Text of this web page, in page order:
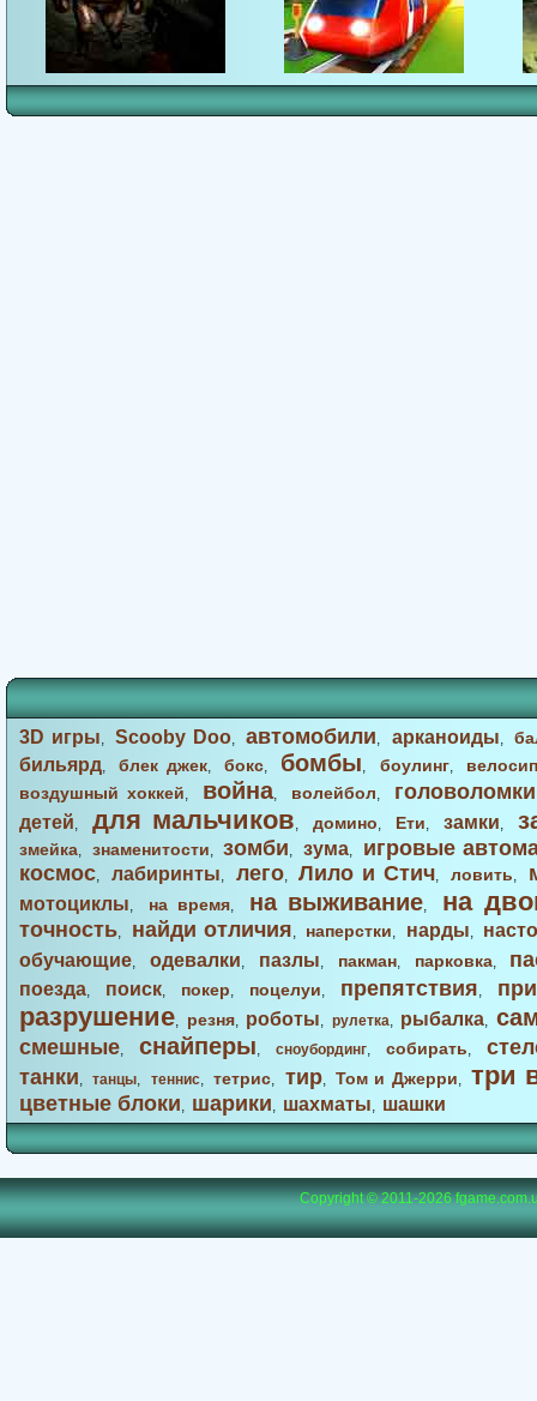
3D игры,Scooby Doo,автомобили, арканоиды,
бильярд,блек джек,бокс, бомбы, боулинг,
воздушный хоккей, война, волейбол, головоломки
детей, для мальчиков, домино, Ети, замки,
змейка, знаменитости,зомби, зума,
игровые
космос, лабиринты, лего,Лило и Стич,ловить,
мотоциклы, на время, на выживание, на
точность, найди отличия, наперстки, нарды,
обучающие, одевалки, пазлы, пакман, парковка,
поезда, поиск, покер, поцелуи, препятствия,
разрушение, резня, роботы, рулетка, рыбалка,
смешные, снайперы, сноубординг, собирать,
танки,танцы, теннис,тетрис, тир,Том и Джерри, три
цветные блоки, шарики, шахматы, шашки
Copyright © 2011-2026